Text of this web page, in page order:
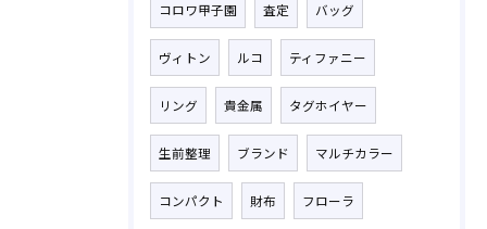
コロワ甲子園 査定 バッグ
ヴィトン ルコ ティファニー
リング 貴金属 タグホイヤー
生前整理 ブランド マルチカラー
コンパクト 財布 フローラ